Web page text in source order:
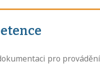
pro